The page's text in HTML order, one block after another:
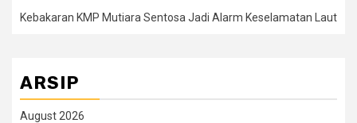
Kebakaran KMP Mutiara Sentosa Jadi Alarm Keselamatan Laut
ARSIP
August 2026